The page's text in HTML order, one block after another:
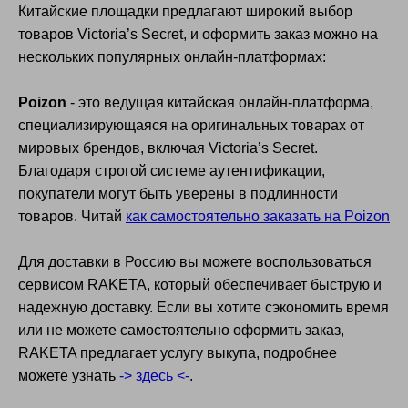
Китайские площадки предлагают широкий выбор
товаров Victoria’s Secret, и оформить заказ можно на
нескольких популярных онлайн-платформах:
Poizon - это ведущая китайская онлайн-платформа,
специализирующаяся на оригинальных товарах от
мировых брендов, включая Victoria’s Secret.
Благодаря строгой системе аутентификации,
покупатели могут быть уверены в подлинности
товаров. Читай как самостоятельно заказать на Poizon
Для доставки в Россию вы можете воспользоваться
сервисом RAKETA, который обеспечивает быструю и
надежную доставку. Если вы хотите сэкономить время
или не можете самостоятельно оформить заказ,
RAKETA предлагает услугу выкупа, подробнее
можете узнать -> здесь <-.
Служба поддержки
График работы (по Мск)
Ежедневно
04:00 - 21:00
Email:
hello@raketacn.ru
@raketacn_support_bot
О компании